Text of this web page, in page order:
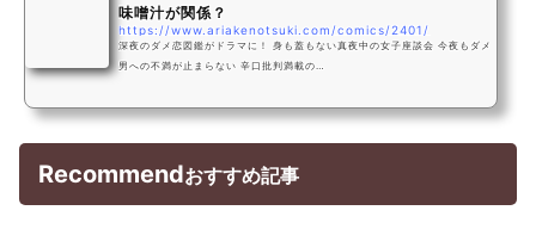
味噌汁が関係？
https://www.ariakenotsuki.com/comics/2401/
深夜のダメ恋図鑑がドラマに！ 身も蓋もない真夜中の女子座談会 今夜もダメ
男への不満が止まらない 辛口批判満載の…
Recommendおすすめ記事